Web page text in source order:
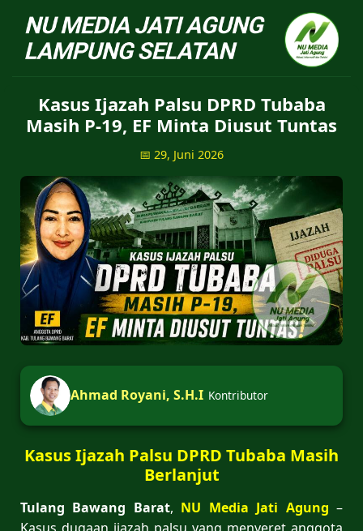
NU Jatiagung - Situs
Kasus Ijazah Palsu DPRD Tubaba
Masih P-19, EF Minta Diusut Tuntas
📅 29, Juni 2026
Ahmad Royani, S.H.I Kontributor
Kasus Ijazah Palsu DPRD Tubaba Masih
Berlanjut
Tulang Bawang Barat, NU Media Jati Agung –